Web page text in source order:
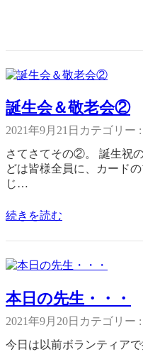
誕生会＆敬老会②
2021年9月21日 カテゴリー :
さてさてその②。 誕生祝
どは皆様全員に、カード
じ…
続きを読む
本日の先生・・・
2021年9月20日 カテゴリー :
今日は以前ボランティア